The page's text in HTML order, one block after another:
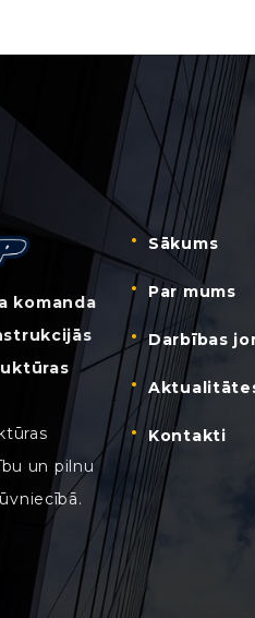
komanda
un pilnu
Sākums
Par mums
Darbības
Kontakti